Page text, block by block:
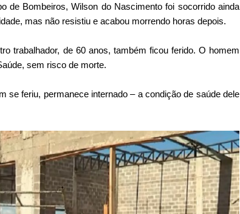
de Bombeiros, Wilson do Nascimento foi socorrido ainda
mas não resistiu e acabou morrendo horas depois.
trabalhador, de 60 anos, também ficou ferido. O homem
sem risco de morte.
se feriu, permanece internado – a condição de saúde dele